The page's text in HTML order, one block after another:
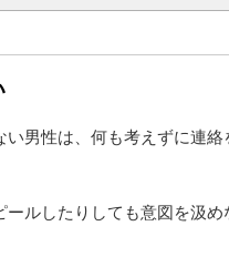
男性は、何も考えずに連絡
ルしたりしても意図を汲め